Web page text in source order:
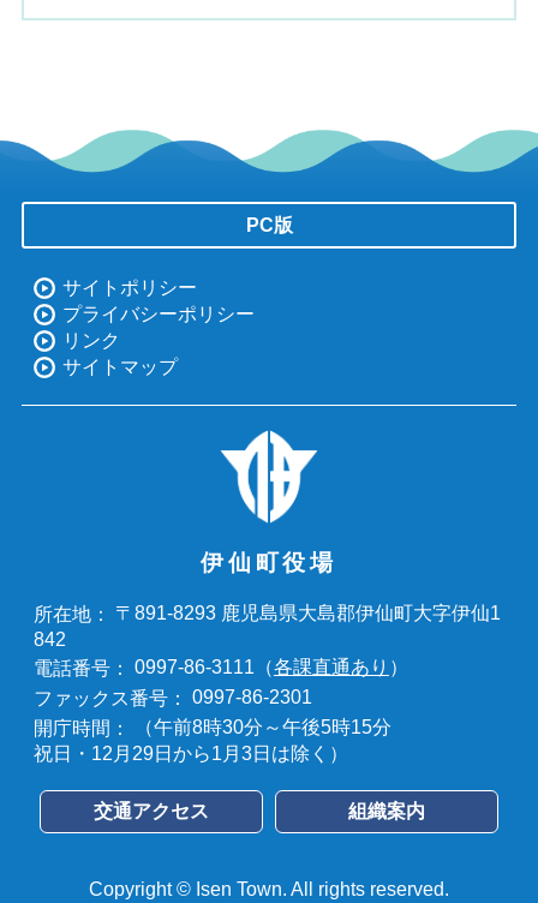
PC版
サイトポリシー
プライバシーポリシー
リンク
サイトマップ
伊仙町役場
所在地：
〒891-8293 鹿児島県大島郡伊仙町大字伊仙1
842
電話番号：
0997-86-3111（各課直通あり ）
ファックス番号：
0997-86-2301
開庁時間：
（午前8時30分～午後5時15分
祝日・12月29日から1月3日は除く）
交通アクセス 組織案内
Copyright © Isen Town. All rights reserved.